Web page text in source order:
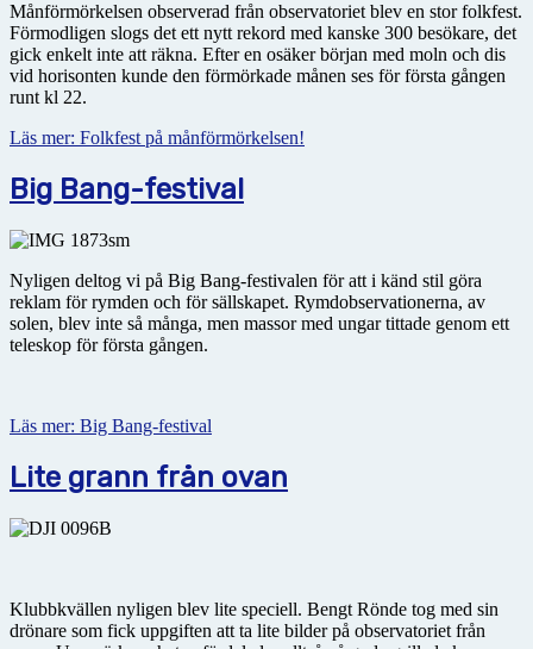
Månförmörkelsen observerad från observatoriet blev en stor folkfest.
Förmodligen slogs det ett nytt rekord med kanske 300 besökare, det
gick enkelt inte att räkna. Efter en osäker början med moln och dis
vid horisonten kunde den förmörkade månen ses för första gången
runt kl 22.
Läs mer: Folkfest på månförmörkelsen!
Big Bang-festival
Nyligen deltog vi på Big Bang-festivalen för att i känd stil göra
reklam för rymden och för sällskapet. Rymdobservationerna, av
solen, blev inte så många, men massor med ungar tittade genom ett
teleskop för första gången.
Läs mer: Big Bang-festival
Lite grann från ovan
Klubbkvällen nyligen blev lite speciell. Bengt Rönde tog med sin
drönare som fick uppgiften att ta lite bilder på observatoriet från